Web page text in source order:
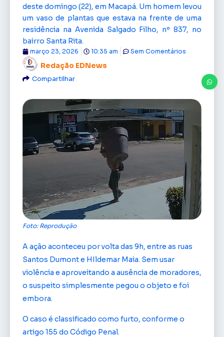
deste domingo (22), em Macapá. Um homem levou
um vaso de plantas que estava na frente de uma
residência na Avenida Salgado Filho, nº 837, no
bairro Santa Rita.
Redação EDNews
março 23, 2026 10:35 am Sem Comentários
Compartilhar
Foto: Reprodução
A ação aconteceu por volta das 9h, entre as ruas
Santos Dumont e HIldemar Maia. Sem usar
violência e aproveitando a ausência de moradores,
o suspeito simplesmente pegou o objeto e foi
embora.
O caso é classificado como furto, conforme o
artigo 155 do Código Penal.